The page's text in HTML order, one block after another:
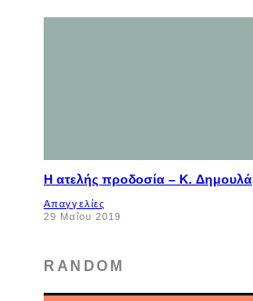
Η ατελής προδοσία – K. Δημουλά
Απαγγελίες
29 Μαΐου 2019
RANDOM